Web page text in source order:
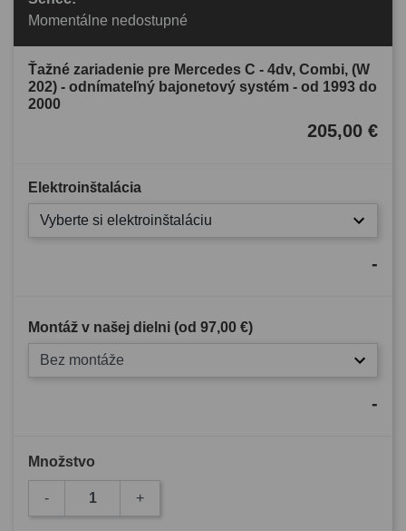
Momentálne nedostupné
Ťažné zariadenie pre Mercedes C - 4dv, Combi, (W
202) - odnímateľný bajonetový systém - od 1993 do
2000
205,00 €
Elektroinštalácia
Vyberte si elektroinštaláciu
-
Montáž v našej dielni (od 97,00 €)
Bez montáže
-
Množstvo
- +